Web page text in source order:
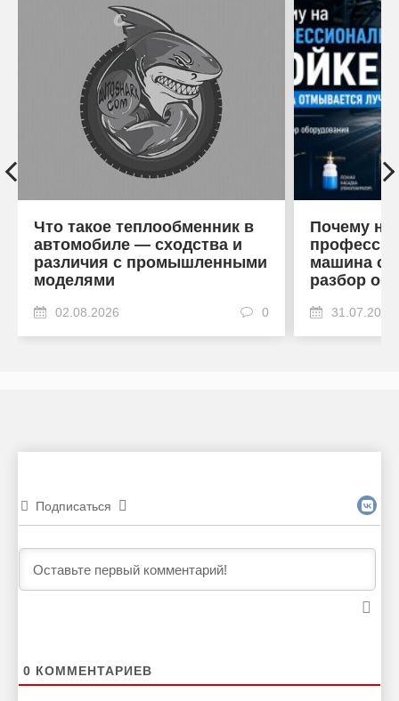
Что такое теплообменник в
автомобиле — сходства и
различия с промышленными
моделями
02.08.2026 0
Почему на
машина
разбор
31.07.2026
Подписаться
0 КОММЕНТАРИЕВ